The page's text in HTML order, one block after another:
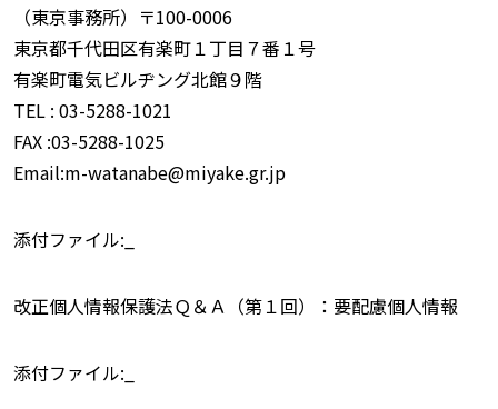
（東京事務所）〒100-0006
東京都千代田区有楽町１丁目７番１号
有楽町電気ビルヂング北館９階
TEL : 03-5288-1021
FAX :03-5288-1025
Email:m-watanabe@miyake.gr.jp
添付ファイル:_
改正個人情報保護法Ｑ＆Ａ（第１回）：要配慮個人情報
添付ファイル:_